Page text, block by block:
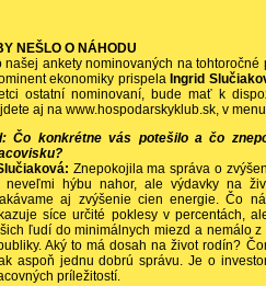
NEŠLO O NÁHODU
našej ankety nominovaných na
ekonomiky prispela Ingrid
ostatní nominovaní, bude mať k
aj na www.hospodarskyklub.sk, v
Čo konkrétne vás potešilo a čo
Znepokojila ma správa o
neveľmi hýbu nahor, ale výdavky na
aj zvýšenie cien energie. Čo
síce určité poklesy v percentách,
ľudí do minimálnych miezd a nemálo
Aký to má dosah na život rodín?
aspoň jednu dobrú správu. Je o
príležitostí.